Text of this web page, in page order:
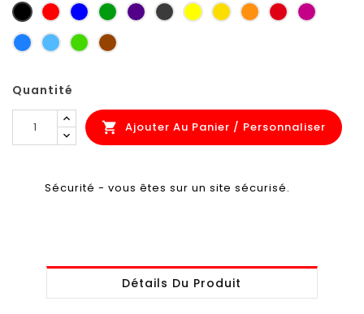
noir rougebleuvert violetgris
petit-
jaune
zinc
jaune
sécurité
orange
foncé
rouge
carmin
Pourpre
bleu
ciel
bleu
clair
vert
jaune
brun
Quantité
 Ajouter Au Panier / Personnaliser
Sécurité - vous êtes sur un site sécurisé.
Détails Du Produit